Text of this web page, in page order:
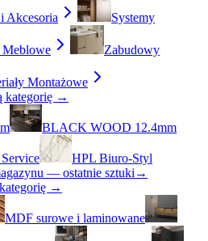
Akcesoria Systemy
Zabudowy
Montażowe
kategorię →
BLACK WOOD 12.4mm
HPL Biuro-Styl
— ostatnie sztuki →
kategorię →
MDF surowe i laminowane